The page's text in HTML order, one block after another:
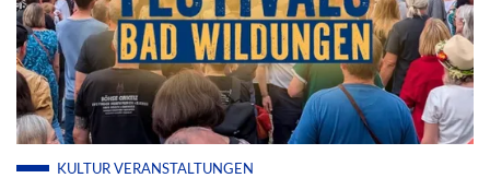
KULTURVERANSTALTUNGEN